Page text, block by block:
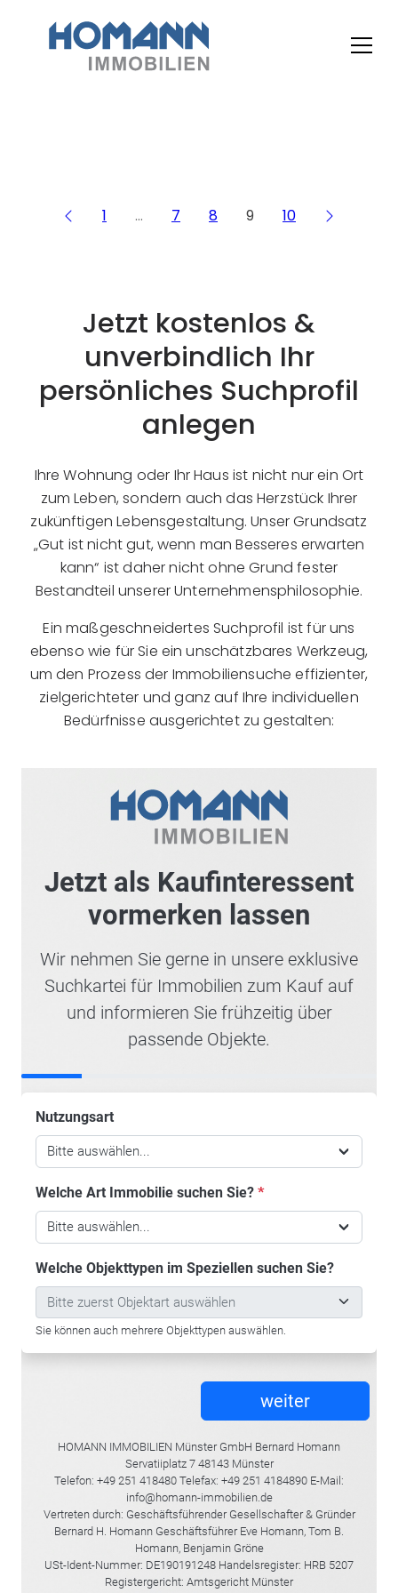
1 … 7 8 9 10
Jetzt kostenlos &
unverbindlich Ihr
persönliches Suchprofil
anlegen
Ihre Wohnung oder Ihr Haus ist nicht nur ein Ort
zum Leben, sondern auch das Herzstück Ihrer
zukünftigen Lebensgestaltung. Unser Grundsatz
„Gut ist nicht gut, wenn man Besseres erwarten
kann“ ist daher nicht ohne Grund fester
Bestandteil unserer Unternehmensphilosophie.
Ein maßgeschneidertes Suchprofil ist für uns
ebenso wie für Sie ein unschätzbares Werkzeug,
um den Prozess der Immobiliensuche effizienter,
zielgerichteter und ganz auf Ihre individuellen
Bedürfnisse ausgerichtet zu gestalten: